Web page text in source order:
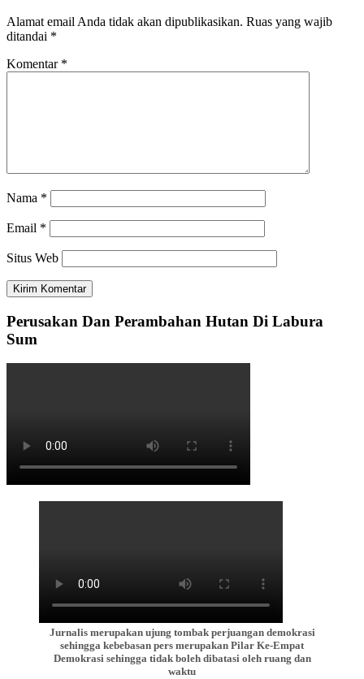
Alamat email Anda tidak akan dipublikasikan. Ruas yang wajib
ditandai *
Komentar *
Nama *
Email *
Situs Web
Perusakan Dan Perambahan Hutan Di Labura
Sum
Jurnalis merupakan ujung tombak perjuangan demokrasi
sehingga kebebasan pers merupakan Pilar Ke-Empat
Demokrasi sehingga tidak boleh dibatasi oleh ruang dan
waktu